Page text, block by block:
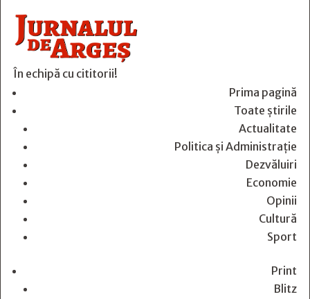
În echipă cu cititorii!
Prima pagină
Toate știrile
Actualitate
Politica și Administrație
Dezvăluiri
Economie
Opinii
Cultură
Sport
Print
Blitz